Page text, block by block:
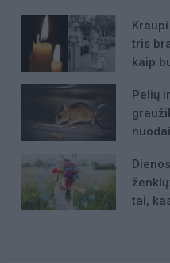
tris
kaip
Pelių
nuodai
tai,